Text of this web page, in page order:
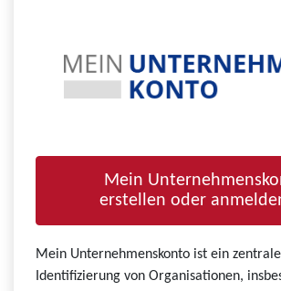
Mein
erstellen oder
Mein Unternehmenskonto ist ein
Identifizierung von Organisationen,